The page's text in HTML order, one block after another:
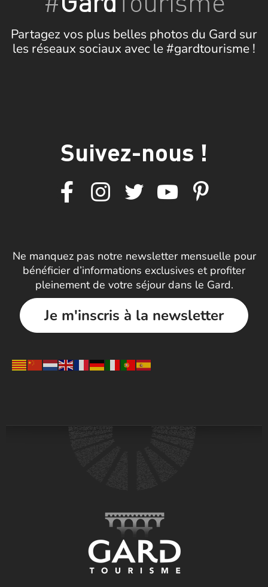
Partagez vos plus belles photos du Gard sur
les réseaux sociaux avec le #gardtourisme !
Suivez-nous !
Ne manquez pas notre newsletter mensuelle pour
bénéficier d’informations exclusives et profiter
pleinement de votre séjour dans le Gard.
Je m'inscris à la newsletter